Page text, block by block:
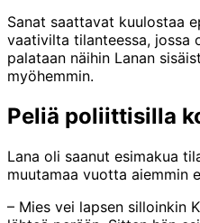
Sanat saattavat kuulostaa
vaativilta tilanteessa, jossa
palataan näihin Lanan
myöhemmin.
Peliä poliittisilla
Lana oli saanut esimakua
muutamaa vuotta aiemmin
– Mies vei lapsen silloinkin